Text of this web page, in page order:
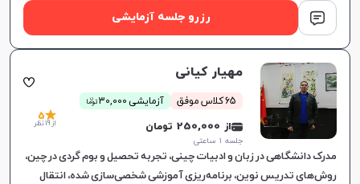
رزرو جلسه آزمایشی
مهیار کیانی
65 کلاس موفق آزمایشی 30,000 توما
ن
از 250,000 تومان
جلسه ۱ ساعتی
5
از 19 نظر
مدرک دانشگاهی در زبان و ادبیات چینی، تجربه تحصیل و بوم گردی در چین،
روش‌های تدریس نوین، برنامه‌ریزی آموزشی شخصی‌سازی شده، انتقال